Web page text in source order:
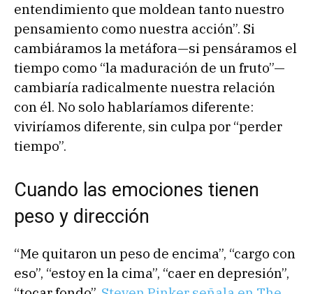
entendimiento que moldean tanto nuestro
pensamiento como nuestra acción”. Si
cambiáramos la metáfora—si pensáramos el
tiempo como “la maduración de un fruto”—
cambiaría radicalmente nuestra relación
con él. No solo hablaríamos diferente:
viviríamos diferente, sin culpa por “perder
tiempo”.
Cuando las emociones tienen
peso y dirección
“Me quitaron un peso de encima”, “cargo con
eso”, “estoy en la cima”, “caer en depresión”,